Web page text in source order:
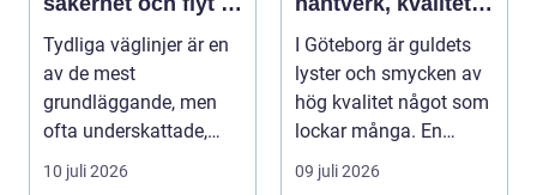
trafiken
Tydliga väglinjer är en
av de mest
grundläggande, men
ofta underskattade,
delarna i trafikmiljön.
De...
10 juli 2026
och personlig
service
I Göteborg är guldets
lyster och smycken av
hög kvalitet något som
lockar många. En
guldsmed i Göteb...
09 juli 2026